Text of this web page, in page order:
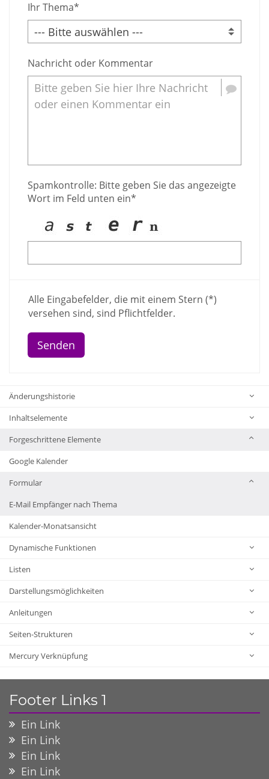
Ihr Thema*
Nachricht oder Kommentar
Spamkontrolle: Bitte geben Sie das angezeigte
Wort im Feld unten ein*
Alle Eingabefelder, die mit einem Stern (*)
versehen sind, sind Pflichtfelder.
Änderungshistorie
Inhaltselemente
Forgeschrittene Elemente
Google Kalender
Formular
E-Mail Empfänger nach Thema
Kalender-Monatsansicht
Dynamische Funktionen
Listen
Darstellungsmöglichkeiten
Anleitungen
Seiten-Strukturen
Mercury Verknüpfung
Footer Links 1
Ein Link
Ein Link
Ein Link
Ein Link